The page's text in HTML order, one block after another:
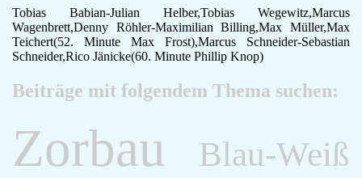
Tobias Babian-Julian Helber,Tobias Wegewitz,Marcus
Wagenbrett,Denny Röhler-Maximilian Billing,Max Müller,Max
Teichert(52. Minute Max Frost),Marcus Schneider-Sebastian
Schneider,Rico Jänicke(60. Minute Phillip Knop)
Beiträge mit folgendem Thema suchen:
Zorbau Blau-Weiß